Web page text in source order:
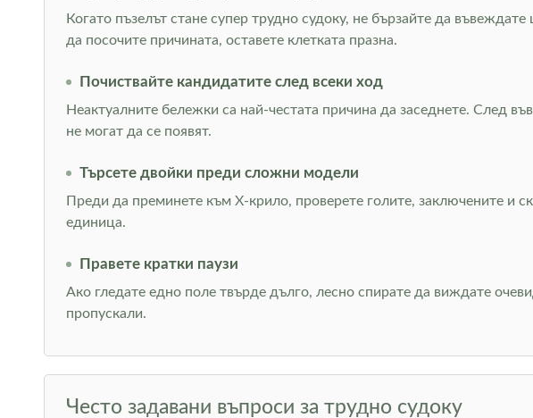
Когато пъзелът стане супер трудно судоку, не бързайте да
да посочите причината, оставете клетката празна.
Почиствайте кандидатите след всеки ход
Неактуалните бележки са най-честата причина да заседнете. След
не могат да се появят.
Търсете двойки преди сложни модели
Преди да преминете към Х-крило, проверете голите, заключените и
единица.
Правете кратки паузи
Ако гледате едно поле твърде дълго, лесно спирате да виждате
пропускали.
Често задавани въпроси за трудно судоку